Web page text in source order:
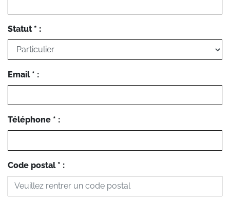
Statut * :
Email * :
Téléphone * :
Code postal * :